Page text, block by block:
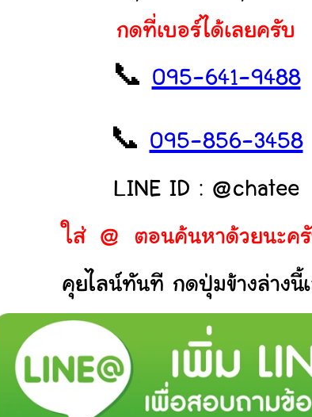
กดที่เบอร์ได้เลยครับ
📞 095-641-9488
📞 095-856-3458
LINE ID : @chatee
ใส่ @ ตอนค้นหาด้วยนะค
คุยไลน์ทันที กดปุ่มข้างล่างนี้